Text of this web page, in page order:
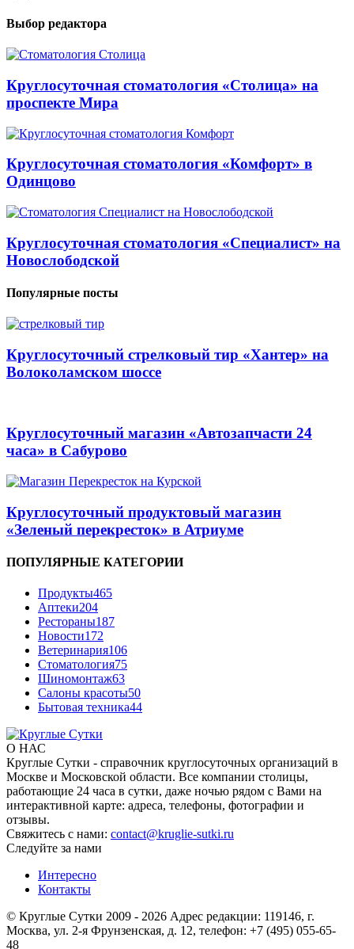
Выбор редактора
Круглосуточная стоматология «Столица» на
проспекте Мира
Круглосуточная стоматология «Комфорт» в
Одинцово
Круглосуточная стоматология «Специалист» на
Новослободской
Популярные посты
Круглосуточный стрелковый тир «Хантер» на
Волоколамском шоссе
Круглосуточный магазин «Автозапчасти 24
часа» в Сабурово
Круглосуточный продуктовый магазин
«Зеленый перекресток» в Атриуме
ПОПУЛЯРНЫЕ КАТЕГОРИИ
Продукты465
Аптеки204
Рестораны187
Новости172
Ветеринария106
Стоматология75
Шиномонтаж63
Салоны красоты50
Бытовая техника44
О НАС
Круглые Сутки - справочник круглосуточных организаций в
Москве и Московской области. Все компании столицы,
работающие 24 часа в сутки, даже ночью рядом с Вами на
интерактивной карте: адреса, телефоны, фотографии и
отзывы.
Свяжитесь с нами: contact@kruglie-sutki.ru
Следуйте за нами
Интересно
Контакты
© Круглые Сутки 2009 - 2026 Адрес редакции: 119146, г.
Москва, ул. 2-я Фрунзенская, д. 12, телефон: +7 (495) 055-65-
48